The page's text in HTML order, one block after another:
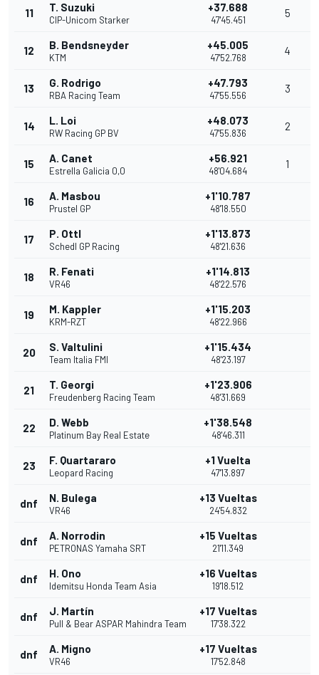
11 T. Suzuki
CIP-Unicom Starker
+37.688
47'45.451
5
12 B. Bendsneyder
KTM
+45.005
47'52.768
4
13 G. Rodrigo
RBA Racing Team
+47.793
47'55.556
3
14 L. Loi
RW Racing GP BV
+48.073
47'55.836
2
15 A. Canet
Estrella Galicia 0,0
+56.921
48'04.684
1
16 A. Masbou
Prustel GP
+1'10.787
48'18.550
17 P. Ottl
Schedl GP Racing
+1'13.873
48'21.636
18 R. Fenati
VR46
+1'14.813
48'22.576
19 M. Kappler
KRM-RZT
+1'15.203
48'22.966
20 S. Valtulini
Team Italia FMI
+1'15.434
48'23.197
21 T. Georgi
Freudenberg Racing Team
+1'23.906
48'31.669
22 D. Webb
Platinum Bay Real Estate
+1'38.548
48'46.311
23 F. Quartararo
Leopard Racing
+1 Vuelta
47'13.897
dnf N. Bulega
VR46
+13 Vueltas
24'54.832
dnf A. Norrodin
PETRONAS Yamaha SRT
+15 Vueltas
21'11.349
dnf H. Ono
Idemitsu Honda Team Asia
+16 Vueltas
19'18.512
dnf J. Martín
Pull & Bear ASPAR Mahindra Team
+17 Vueltas
17'38.322
dnf A. Migno
VR46
+17 Vueltas
17'52.848